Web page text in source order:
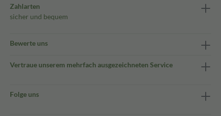
Zahlarten
sicher und bequem
Bewerte uns
Vertraue unserem mehrfach ausgezeichneten Service
Folge uns